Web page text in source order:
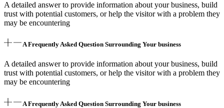
A detailed answer to provide information about your business, build
trust with potential customers, or help the visitor with a problem they
may be encountering
A Frequently Asked Question Surrounding Your business
A detailed answer to provide information about your business, build
trust with potential customers, or help the visitor with a problem they
may be encountering
A Frequently Asked Question Surrounding Your business